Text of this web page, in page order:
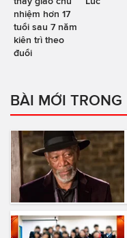
nhiệm hơn 17
tuổi sau 7 năm
kiên trì theo
đuổi
BÀI MỚI TRONG